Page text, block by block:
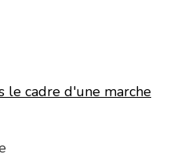
le cadre d'une marche